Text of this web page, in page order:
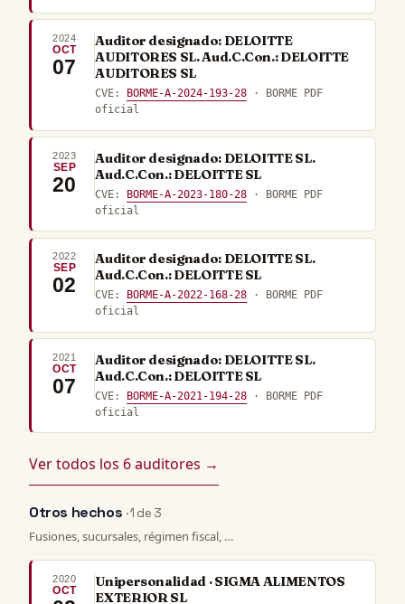
2024
OCT
07
Auditor designado: DELOITTE
AUDITORES SL. Aud.C.Con.: DELOITTE
AUDITORES SL
CVE: BORME-A-2024-193-28 · BORME PDF
oficial
2023
SEP
20
Auditor designado: DELOITTE SL.
Aud.C.Con.: DELOITTE SL
CVE: BORME-A-2023-180-28 · BORME PDF
oficial
2022
SEP
02
Auditor designado: DELOITTE SL.
Aud.C.Con.: DELOITTE SL
CVE: BORME-A-2022-168-28 · BORME PDF
oficial
2021
OCT
07
Auditor designado: DELOITTE SL.
Aud.C.Con.: DELOITTE SL
CVE: BORME-A-2021-194-28 · BORME PDF
oficial
Ver todos los 6 auditores →
Otros hechos · 1 de 3
Fusiones, sucursales, régimen fiscal, …
2020
OCT
Unipersonalidad · SIGMA ALIMENTOS
EXTERIOR SL